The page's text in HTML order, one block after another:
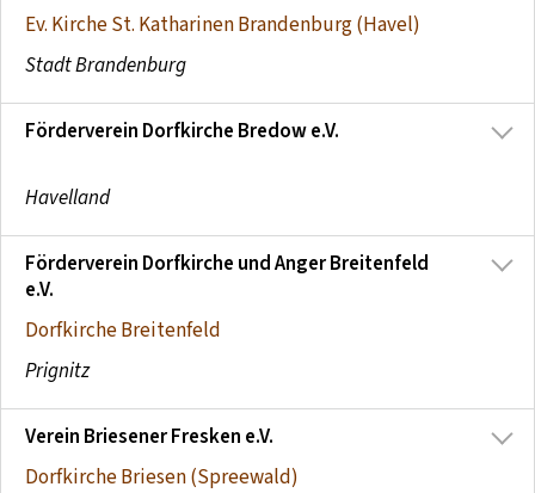
Ev. Kirche St. Katharinen Brandenburg (Havel)
Stadt Brandenburg
Förderverein Dorfkirche Bredow e.V.
Havelland
Förderverein Dorfkirche und Anger Breitenfeld
e.V.
Dorfkirche Breitenfeld
Prignitz
Verein Briesener Fresken e.V.
Dorfkirche Briesen (Spreewald)